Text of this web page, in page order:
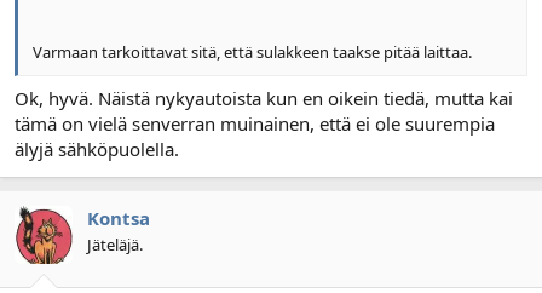
Varmaan tarkoittavat sitä, että sulakkeen taakse pitää laittaa.
Ok, hyvä. Näistä nykyautoista kun en oikein tiedä, mutta kai
tämä on vielä senverran muinainen, että ei ole suurempia
älyjä sähköpuolella.
Kontsa
Jäteläjä.